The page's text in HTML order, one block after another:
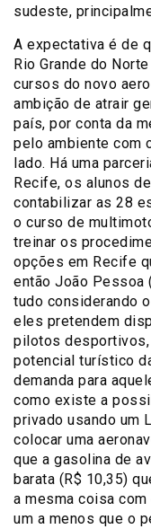
sudeste,
A expectativa é de
Rio Grande do
cursos do novo
ambição de atrair
país, por conta da
pelo ambiente com
lado. Há uma
Recife, os alunos
contabilizar as 28
o curso de
treinar os
opções em Recife
então João Pessoa
tudo considerando
eles pretendem
pilotos desportivos,
potencial turístico
demanda para
como existe a
privado usando um
colocar uma
que a gasolina de
barata (R$ 10,35)
a mesma coisa
um a menos que o